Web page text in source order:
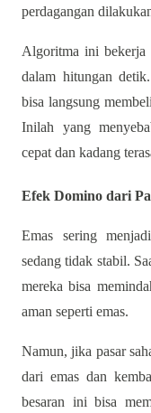
perdagangan
Algoritma ini bekerja
dalam hitungan
bisa langsung
Inilah yang
cepat dan kadang
Efek Domino dari
Emas sering
sedang tidak stabil.
mereka bisa
aman seperti emas.
Namun, jika pasar
dari emas dan
besaran ini bisa